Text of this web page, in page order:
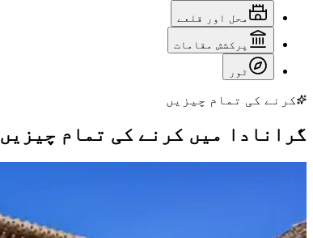
محل اور قلعے
پرکشش مقامات
ٹور
کرنے کی تمام چیزیں
گرانادا میں کرنے کی تمام چیزیں